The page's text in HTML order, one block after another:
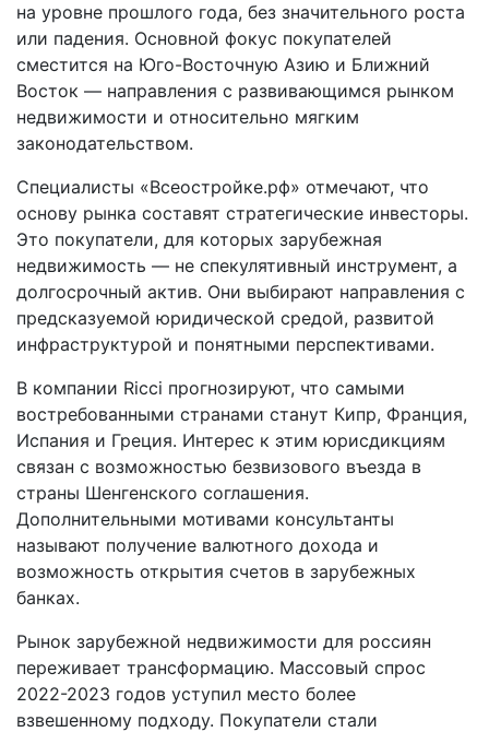
на уровне прошлого года, без значительного роста
или падения. Основной фокус покупателей
сместится на Юго-Восточную Азию и Ближний
Восток — направления с развивающимся рынком
недвижимости и относительно мягким
законодательством.
Специалисты «Всеостройке.рф» отмечают, что
основу рынка составят стратегические инвесторы.
Это покупатели, для которых зарубежная
недвижимость — не спекулятивный инструмент, а
долгосрочный актив. Они выбирают направления с
предсказуемой юридической средой, развитой
инфраструктурой и понятными перспективами.
В компании Ricci прогнозируют, что самыми
востребованными странами станут Кипр, Франция,
Испания и Греция. Интерес к этим юрисдикциям
связан с возможностью безвизового въезда в
страны Шенгенского соглашения.
Дополнительными мотивами консультанты
называют получение валютного дохода и
возможность открытия счетов в зарубежных
банках.
Рынок зарубежной недвижимости для россиян
переживает трансформацию. Массовый спрос
2022-2023 годов уступил место более
взвешенному подходу. Покупатели стали